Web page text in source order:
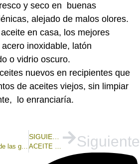
y seco en buenas
alejado de malos olores.
en casa, los mejores
inoxidable, latón
o vidrio oscuro.
nuevos en recipientes que
de aceites viejos, sin limpiar
lo enranciaría.
La importancia de las grasas saludables.
SIGUIENTE
ACEITE DE OLIVA VIRGEN EXTRA (AOVE) DE OLEOALMANZORA EN “FRITURAS”. Siguiente